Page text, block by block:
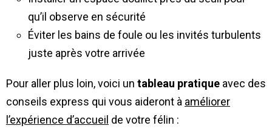
qu’il observe en sécurité
Éviter les bains de foule ou les invités turbulents
juste après votre arrivée
Pour aller plus loin, voici un tableau pratique avec des
conseils express qui vous aideront à améliorer
l’expérience d’accueil de votre félin :